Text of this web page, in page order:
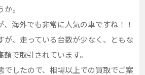
。
、海外でも非常に人気の車ですね！！
が、走っている台数が少なく、ともな
で取引されています。
でしたので、相場以上での買取でご案